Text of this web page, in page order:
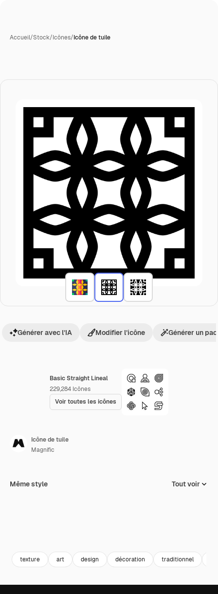
Accueil/Stock/Icônes/Icône de tuile
Basic Straight Lineal
229,284 Icônes
Voir toutes les icônes
Générer avec l’IA Modifier l’icône Générer un
Icône de tuile
Magnific
Même style Tout voir
texture art design décoration traditionnel